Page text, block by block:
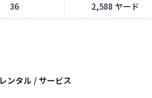
36 2,588 ヤード
レンタル / サービス